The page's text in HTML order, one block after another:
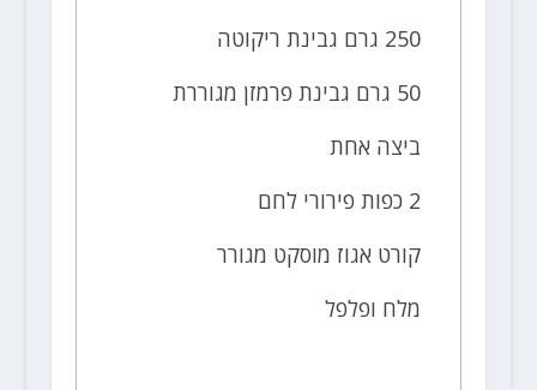
250 גרם גבינת ריקוטה
50 גרם גבינת פרמזן מגוררת
ביצה אחת
2 כפות פירורי לחם
קורט אגוז מוסקט מגורר
מלח ופלפל